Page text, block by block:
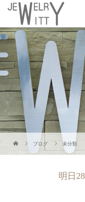
ブログ 未分類
明日